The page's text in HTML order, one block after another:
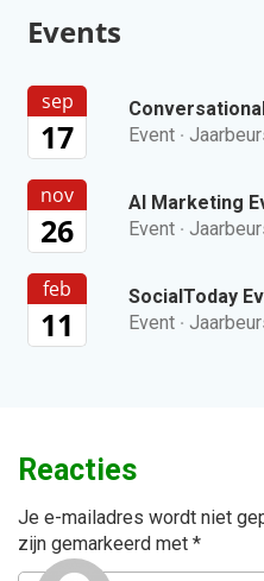
Events
sep
17
Event ·
nov
26
AI Marketing
Event ·
feb
11
SocialToday
Event ·
Reacties
Je e-mailadres wordt niet
zijn gemarkeerd met *